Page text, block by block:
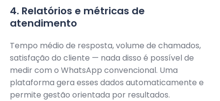
4. Relatórios e métricas de
atendimento
Tempo médio de resposta, volume de chamados,
satisfação do cliente — nada disso é possível de
medir com o WhatsApp convencional. Uma
plataforma gera esses dados automaticamente e
permite gestão orientada por resultados.